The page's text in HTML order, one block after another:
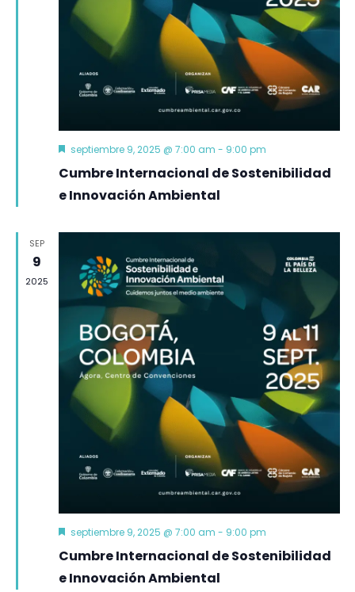
Destacado
septiembre 9, 2025 @ 7:00 am - 9:00 pm
Cumbre Internacional de Sostenibilidad
e Innovación Ambiental
SEP
9
2025
Destacado
septiembre 9, 2025 @ 7:00 am - 9:00 pm
Cumbre Internacional de Sostenibilidad
e Innovación Ambiental